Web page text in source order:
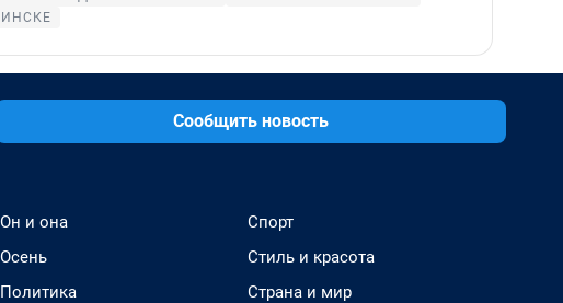
Сообщить новость
Он и она
Осень
Политика
Спорт
Стиль и красота
Страна и мир